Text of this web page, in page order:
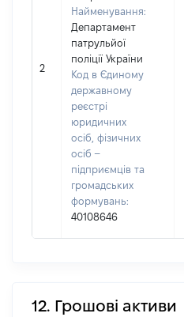
2
Найменування:
Департамент
патрульйої
поліції України
Код в Єдиному
державному
реєстрі
юридичних
осіб, фізичних
осіб –
підприємців та
громадських
формувань:
40108646
12. Грошові активи